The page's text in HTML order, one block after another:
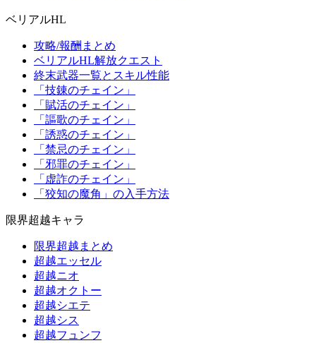
ベリアルHL
攻略/報酬まとめ
ベリアルHL解放クエスト
終末武器一覧とスキル性能
「技錬のチェイン」
「賦活のチェイン」
「謳歌のチェイン」
「誘惑のチェイン」
「禁忌のチェイン」
「邪罪のチェイン」
「虚詐のチェイン」
「狡知の魔角」の入手方法
限界超越キャラ
限界超越まとめ
超越エッセル
超越ニオ
超越オクトー
超越シエテ
超越シス
超越フュンフ